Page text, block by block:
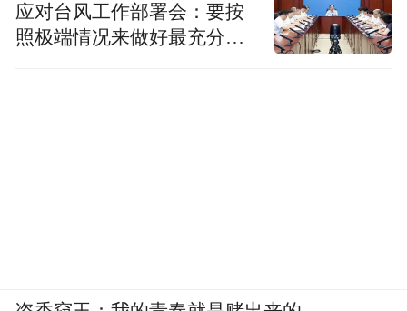
应对台风工作部署会：要按
照极端情况来做好最充分的